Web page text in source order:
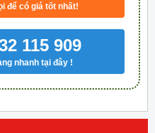
để có giá tốt nhất!
115 909
nhanh tại đây !